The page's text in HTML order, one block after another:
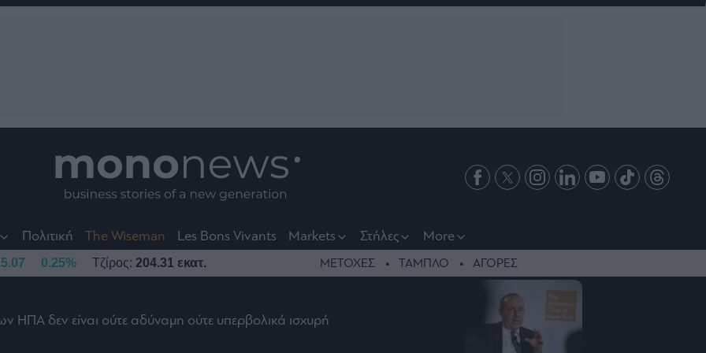
Πολιτική The Wiseman Les Bons Vivants Markets Στήλες More
0.25% Τζίρος: 204.31 εκατ. ΜΕΤΟΧΕΣ ΤΑΜΠΛΟ ΑΓΟΡΕΣ
ΗΠΑ δεν είναι ούτε αδύναμη ούτε υπερβολικά ισχυρή